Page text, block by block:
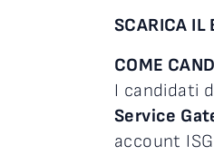
SCARICA IL
COME
I candidati
Service
account